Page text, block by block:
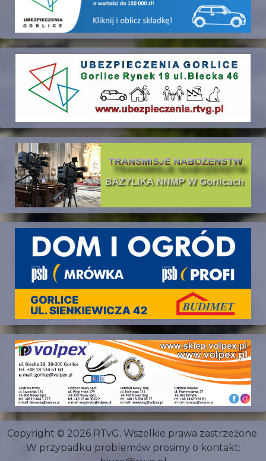
Copyright © 2026 RTvG. Wszelkie prawa zastrzeżone.
W przypadku problemów prosimy o kontakt: